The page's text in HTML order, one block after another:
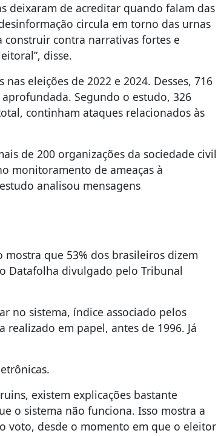
deixaram de acreditar quando falam das
circula em torno das urnas
construir contra narrativas fortes e
disse.
eleições de 2022 e 2024. Desses, 716
Segundo o estudo, 326
continham ataques relacionados às
de 200 organizações da sociedade civil
monitoramento de ameaças à
analisou mensagens
que 53% dos brasileiros dizem
Datafolha divulgado pelo Tribunal
no sistema, índice associado pelos
em papel, antes de 1996. Já
existem explicações bastante
o sistema não funciona. Isso mostra a
voto, desde o momento em que o eleitor